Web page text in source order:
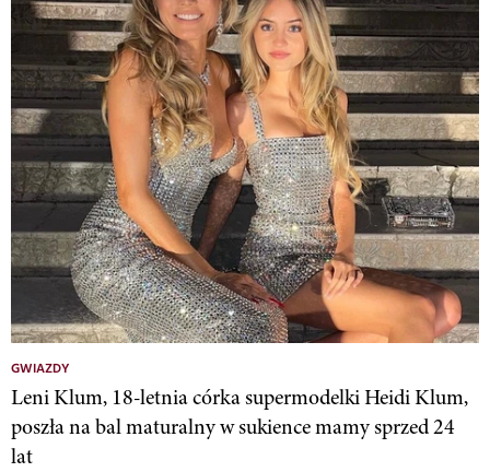
GWIAZDY
Leni Klum, 18-letnia córka supermodelki Heidi Klum,
poszła na bal maturalny w sukience mamy sprzed 24
lat